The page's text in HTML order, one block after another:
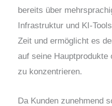
bereits über
Infrastruktur und KI-
Zeit und ermöglicht es
auf seine
zu konzentrieren.
Da Kunden zunehmend